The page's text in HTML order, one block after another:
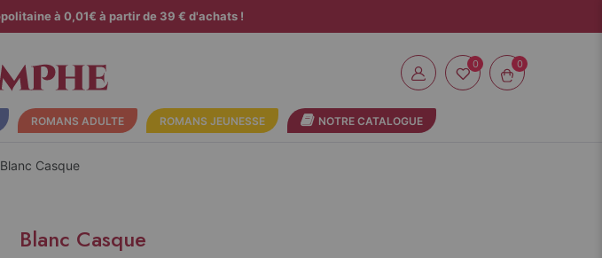
à 0,01€ à partir de 39 € d'achats !
0
ROMANS ADULTE ROMANS JEUNESSE NOTRE CATALOGUE
Blanc Casque
Blanc Casque